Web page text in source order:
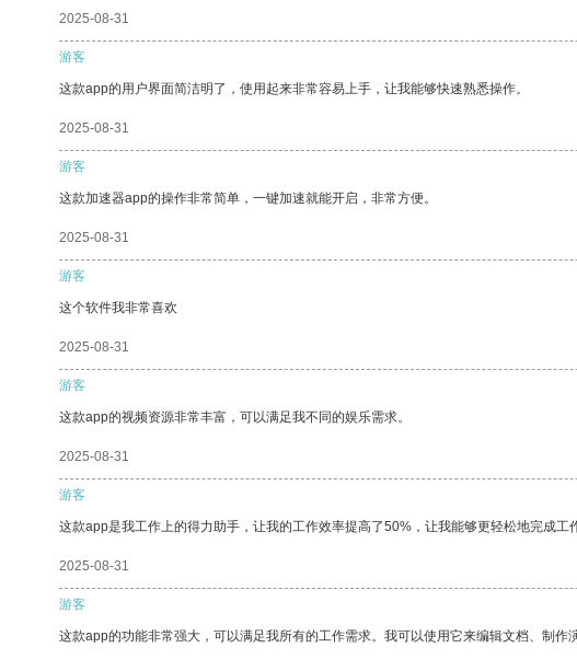
2025-08-31
游客
这款app的用户界面简洁明了，使用起来非常容易上手，让我能够快速熟悉操作。
2025-08-31
游客
这款加速器app的操作非常简单，一键加速就能开启，非常方便。
2025-08-31
游客
这个软件我非常喜欢
2025-08-31
游客
这款app的视频资源非常丰富，可以满足我不同的娱乐需求。
2025-08-31
游客
这款app是我工作上的得力助手，让我的工作效率提高了50%，让我能够更轻松地完成工
2025-08-31
游客
这款app的功能非常强大，可以满足我所有的工作需求。我可以使用它来编辑文档、制作